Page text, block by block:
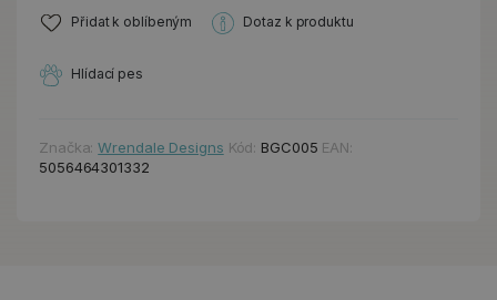
Přidat k oblíbeným Dotaz k produktu
Hlídací pes
Značka:Wrendale Designs Kód: BGC005 EAN:
5056464301332